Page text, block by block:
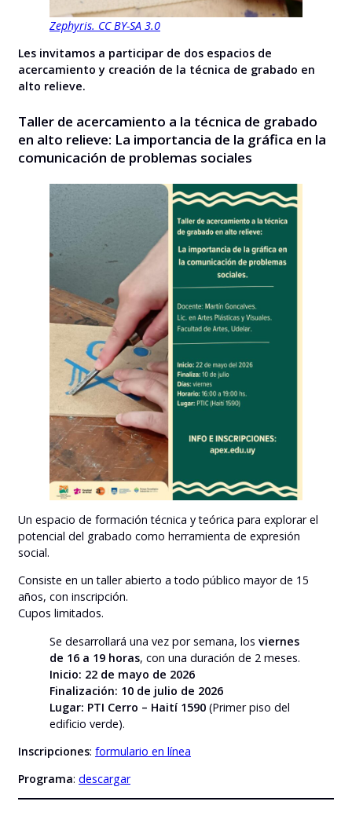
Zephyris. CC BY-SA 3.0
Les invitamos a participar de dos espacios de
acercamiento y creación de la técnica de grabado en
alto relieve.
Taller de acercamiento a la técnica de grabado
en alto relieve: La importancia de la gráfica en la
comunicación de problemas sociales
Un espacio de formación técnica y teórica para explorar el
potencial del grabado como herramienta de expresión
social.
Consiste en un taller abierto a todo público mayor de 15
años, con inscripción.
Cupos limitados.
Se desarrollará una vez por semana, los viernes
de 16 a 19 horas, con una duración de 2 meses.
Inicio: 22 de mayo de 2026
Finalización: 10 de julio de 2026
Lugar: PTI Cerro – Haití 1590 (Primer piso del
edificio verde).
Inscripciones: formulario en línea
Programa: descargar